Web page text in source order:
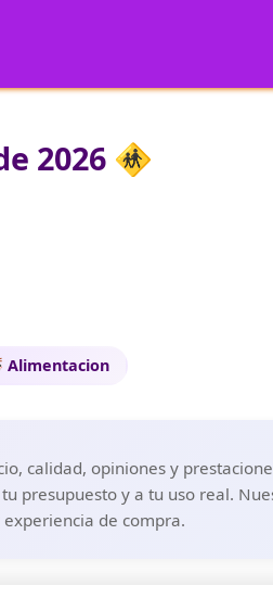
2026 🚸
Alimentacion
calidad, opiniones y
presupuesto y a tu uso real.
de compra.